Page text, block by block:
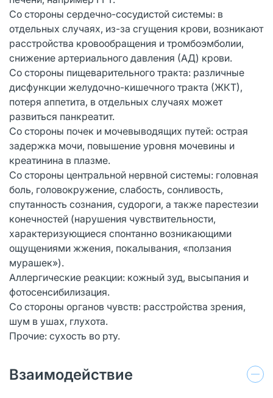
Со стороны сердечно-сосудистой системы: в
отдельных случаях, из-за сгущения крови, возникают
расстройства кровообращения и тромбоэмболии,
снижение артериального давления (АД) крови.
Со стороны пищеварительного тракта: различные
дисфункции желудочно-кишечного тракта (ЖКТ),
потеря аппетита, в отдельных случаях может
развиться панкреатит.
Со стороны почек и мочевыводящих путей: острая
задержка мочи, повышение уровня мочевины и
креатинина в плазме.
Со стороны центральной нервной системы: головная
боль, головокружение, слабость, сонливость,
спутанность сознания, судороги, а также парестезии
конечностей (нарушения чувствительности,
характеризующиеся спонтанно возникающими
ощущениями жжения, покалывания, «ползания
мурашек»).
Аллергические реакции: кожный зуд, высыпания и
фотосенсибилизация.
Со стороны органов чувств: расстройства зрения,
шум в ушах, глухота.
Прочие: сухость во рту.
Взаимодействие